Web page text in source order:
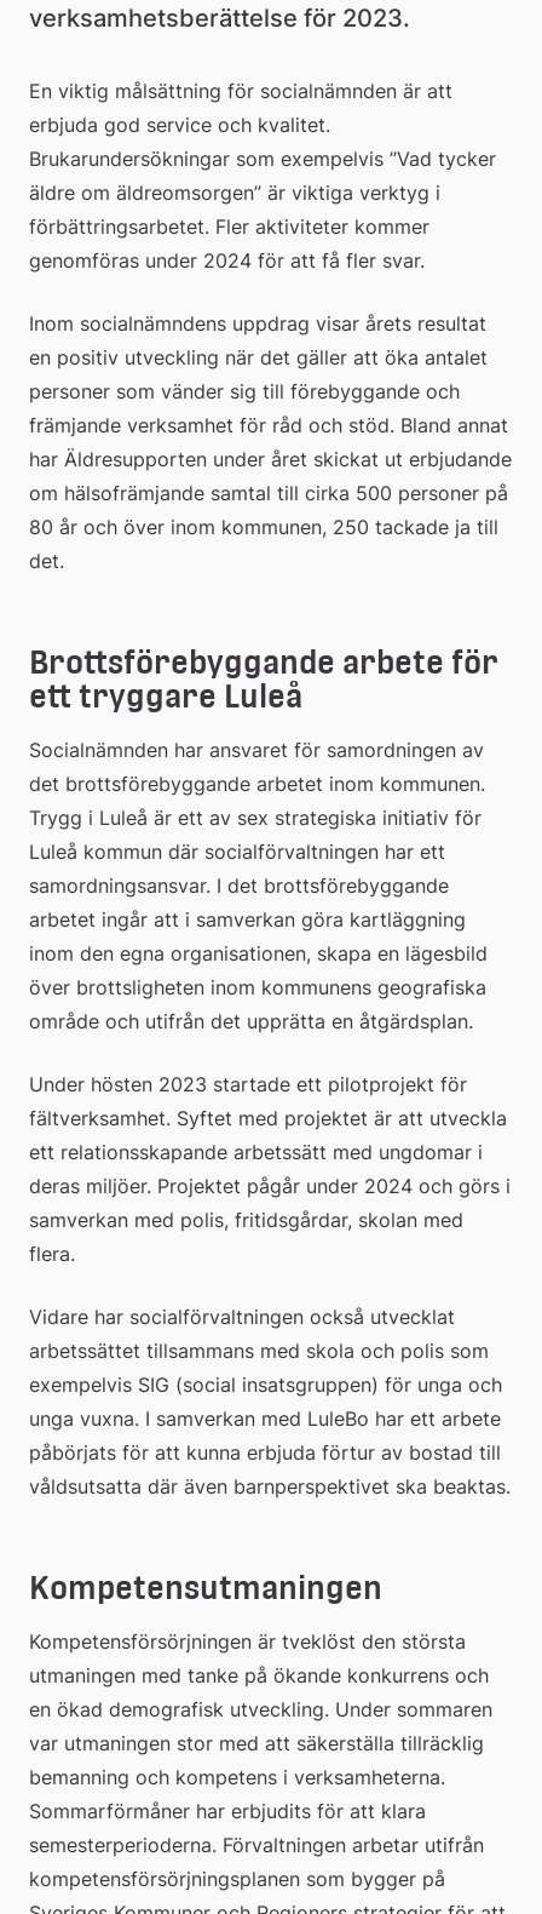
n
verksamhetsberättelse för 2023.
En viktig målsättning för socialnämnden är att
erbjuda god service och kvalitet.
Brukarundersökningar som exempelvis ”Vad tycker
äldre om äldreomsorgen” är viktiga verktyg i
förbättringsarbetet. Fler aktiviteter kommer
genomföras under 2024 för att få fler svar.
Inom socialnämndens uppdrag visar årets resultat
en positiv utveckling när det gäller att öka antalet
personer som vänder sig till förebyggande och
främjande verksamhet för råd och stöd. Bland annat
har Äldresupporten under året skickat ut erbjudande
om hälsofrämjande samtal till cirka 500 personer på
80 år och över inom kommunen, 250 tackade ja till
det.
Brottsförebyggande arbete för
ett tryggare Luleå
Socialnämnden har ansvaret för samordningen av
det brottsförebyggande arbetet inom kommunen.
Trygg i Luleå är ett av sex strategiska initiativ för
Luleå kommun där socialförvaltningen har ett
samordningsansvar. I det brottsförebyggande
arbetet ingår att i samverkan göra kartläggning
inom den egna organisationen, skapa en lägesbild
över brottsligheten inom kommunens geografiska
område och utifrån det upprätta en åtgärdsplan.
Under hösten 2023 startade ett pilotprojekt för
fältverksamhet. Syftet med projektet är att utveckla
ett relationsskapande arbetssätt med ungdomar i
deras miljöer. Projektet pågår under 2024 och görs i
samverkan med polis, fritidsgårdar, skolan med
flera.
Vidare har socialförvaltningen också utvecklat
arbetssättet tillsammans med skola och polis som
exempelvis SIG (social insatsgruppen) för unga och
unga vuxna. I samverkan med LuleBo har ett arbete
påbörjats för att kunna erbjuda förtur av bostad till
våldsutsatta där även barnperspektivet ska beaktas.
Kompetensutmaningen
Kompetensförsörjningen är tveklöst den största
utmaningen med tanke på ökande konkurrens och
en ökad demografisk utveckling. Under sommaren
var utmaningen stor med att säkerställa tillräcklig
bemanning och kompetens i verksamheterna.
Sommarförmåner har erbjudits för att klara
semesterperioderna. Förvaltningen arbetar utifrån
kompetensförsörjningsplanen som bygger på